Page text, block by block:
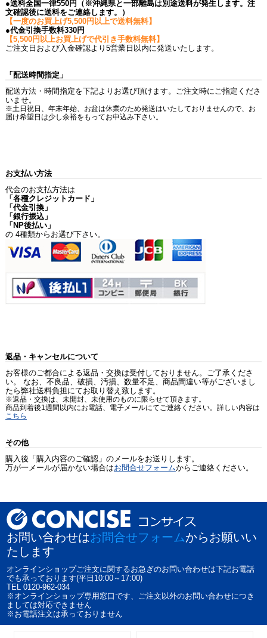
●送料全国一律550円（※沖縄県と一部離島は別途送料が発生します。注
文確認後に送料をご連絡します。）
【一度のお買上げ5,500円以上で送料無料】
●代金引換手数料330円
【5,500円以上お買上げで代引き手数料無料】
ご注文日および入金確認より5営業日以内に発送いたします。
「配送時間指定」
配送方法・時間指定を下記よりお選び頂けます。ご注文時にご指定くださ
いませ。
※土日祝日、年末年始、お盆は休業のため発送はいたしておりませんので、お
届け希望日は少し余裕をもってお申込み下さい。
お支払い方法
代金のお支払方法は
「各種クレジットカード」
「代金引換」
「銀行振込」
「NP後払い」
の 4種類からお選び下さい。
返品・キャンセルについて
お客様のご都合による返品・交換は受付しておりません。ご了承くださ
い。 なお、不良品、破損、汚損、数量不足、商品間違い等がございまし
たら弊社送料負担にてお取り替え致します。
※返品・交換は、未開封、未使用のものに限らせて頂きます。
商品到着後1週間以内にお電話、電子メールにてご連絡ください。詳しい内容は
こちら
その他
購入後「購入内容のご確認」のメールをお送りします。
万が一メールが届かない場合はお問合せフォームからご連絡ください。
お問い合わせはお問合せフォームからお願いい
たします
オンラインショップご注文に関するお急ぎのお問い合わせは下記お電話
でも承っております(平日10:00～17:00)
TEL 0120-962-034
※オンラインショップ専用窓口です、ご注文以外のお問い合わせにつき
ましては対応できません
※お電話注文は承っておりません